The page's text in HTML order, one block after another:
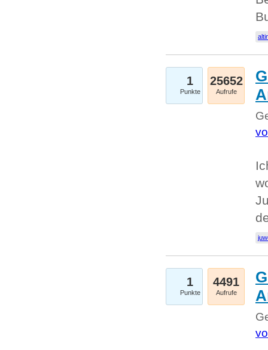
1
Punkte
25652
Aufrufe
1
Punkte
4491
Aufrufe